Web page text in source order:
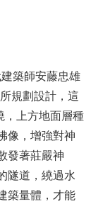
築師安藤忠雄
規劃設計，這
，上方地面層種
像，增強對神
發著莊嚴神
隧道，繞過水
築量體，才能